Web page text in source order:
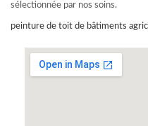
sélectionnée par nos soins.
peinture de toit de bâtiments